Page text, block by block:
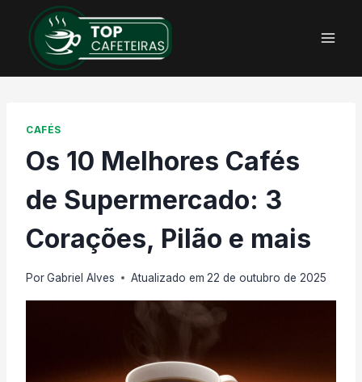
Conteúdo
CAFÉS
Os 10 Melhores Cafés
de Supermercado: 3
Corações, Pilão e mais
PorGabriel Alves Atualizado em 22 de outubro de 2025